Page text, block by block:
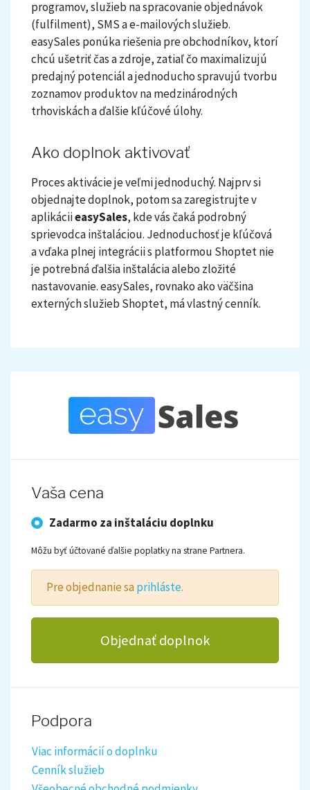
programov, služieb na spracovanie objednávok
(fulfilment), SMS a e-mailových služieb.
easySales ponúka riešenia pre obchodníkov, ktorí
chcú ušetriť čas a zdroje, zatiaľ čo maximalizujú
predajný potenciál a jednoducho spravujú tvorbu
zoznamov produktov na medzinárodných
trhoviskách a ďalšie kľúčové úlohy.
Ako doplnok aktivovať
Proces aktivácie je veľmi jednoduchý. Najprv si
objednajte doplnok, potom sa zaregistrujte v
aplikáciieasySales, kde vás čaká podrobný
sprievodca inštaláciou. Jednoduchosť je kľúčová
a vďaka plnej integrácii s platformou Shoptet nie
je potrebná ďalšia inštalácia alebo zložité
nastavovanie. easySales, rovnako ako väčšina
externých služieb Shoptet, má vlastný cenník.
Vaša cena
Zadarmo za inštaláciu doplnku
Môžu byť účtované ďalšie poplatky na strane Partnera.
Pre objednanie sa prihláste.
Objednať doplnok
Podpora
Viac informácií o doplnku
Cenník služieb